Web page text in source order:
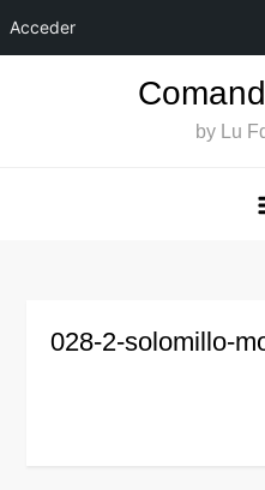
Acceder
by Lu
028-2-solomillo-